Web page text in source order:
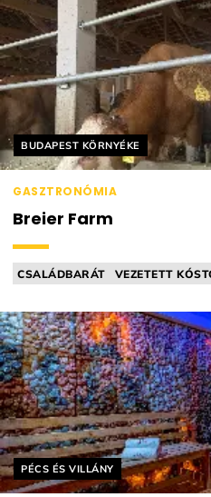
Helyszín címkék:
BUDAPEST KÖRNYÉKE
GASZTRONÓMIA
Breier Farm
CSALÁDBARÁT
VEZETETT
Helyszín címkék:
PÉCS ÉS VILLÁNY